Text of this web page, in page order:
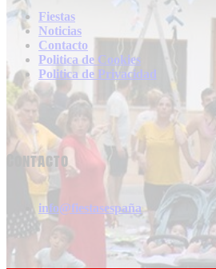
Fiestas
Noticias
Contacto
Politica de Cookies
Politica de Privacidad
Contacto
info@fiestasespaña